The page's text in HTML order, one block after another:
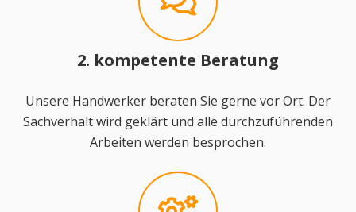
2. kompetente Beratung
Unsere Handwerker beraten Sie gerne vor Ort. Der
Sachverhalt wird geklärt und alle durchzuführenden
Arbeiten werden besprochen.